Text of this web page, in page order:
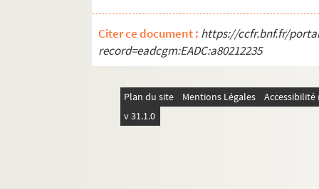
Citer ce document : https://ccfr.bnf.fr/
record=eadcgm:EADC:a80212235
Plan du site Mentions Légales
v 31.1.0